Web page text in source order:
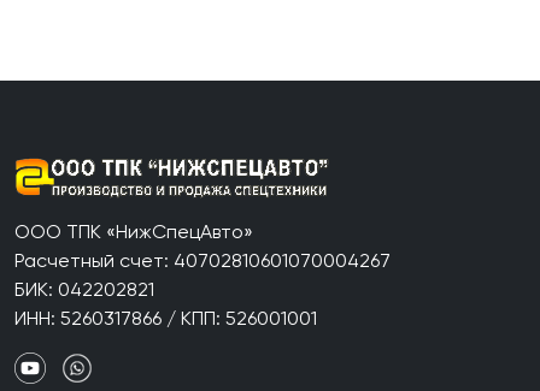
ООО ТПК «НижСпецАвто»
Расчетный счет: 40702810601070004267
БИК: 042202821
ИНН: 5260317866 / КПП: 526001001